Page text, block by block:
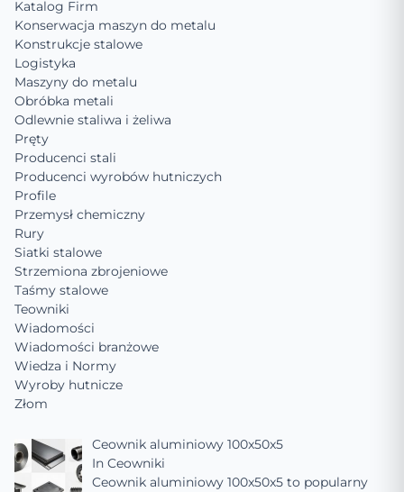
Katalog Firm
Konserwacja maszyn do metalu
Konstrukcje stalowe
Logistyka
Maszyny do metalu
Obróbka metali
Odlewnie staliwa i żeliwa
Pręty
Producenci stali
Producenci wyrobów hutniczych
Profile
Przemysł chemiczny
Rury
Siatki stalowe
Strzemiona zbrojeniowe
Taśmy stalowe
Teowniki
Wiadomości
Wiadomości branżowe
Wiedza i Normy
Wyroby hutnicze
Złom
Ceownik aluminiowy 100x50x5
In Ceowniki
Ceownik aluminiowy 100x50x5 to popularny